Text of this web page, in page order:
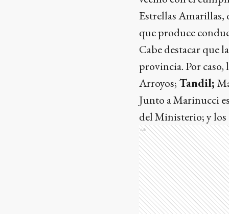
Estrellas Amarillas,
que produce
Cabe destacar que
provincia. Por caso,
Arroyos; Tandil;
Junto a Marinucci
del Ministerio; y
Ads